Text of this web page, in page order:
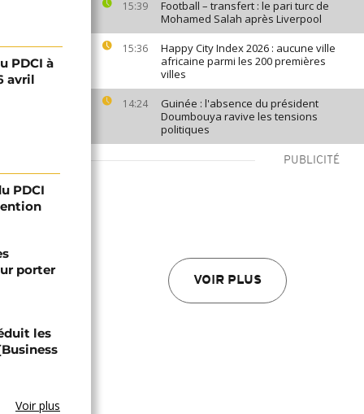
15:39
Football – transfert : le pari turc de
Mohamed Salah après Liverpool
15:36
Happy City Index 2026 : aucune ville
africaine parmi les 200 premières
villes
14:24
Guinée : l'absence du président
Doumbouya ravive les tensions
politiques
PUBLICITÉ
VOIR PLUS
PDCI à
avril
PDCI
porter
les
Voir plus